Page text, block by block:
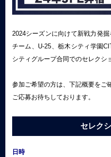
2024シーズンに向けて新戦力発
チーム、U-25、栃木シティ学園
シティグループ合同でのセレクシ
参加ご希望の方は、下記概要をご
ご応募お待ちしております。
セレク
日時